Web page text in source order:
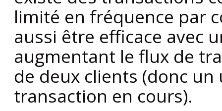
limité en fréquence par
aussi être efficace avec
augmentant le flux de
de deux clients (donc
transaction en cours).